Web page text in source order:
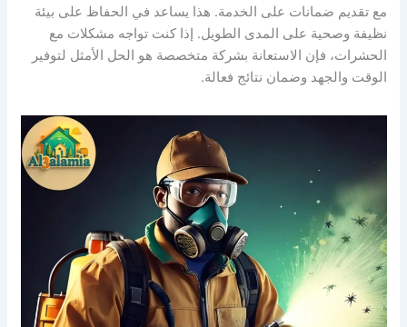
مع تقديم ضمانات على الخدمة. هذا يساعد في الحفاظ على بيئة
نظيفة وصحية على المدى الطويل. إذا كنت تواجه مشكلات مع
الحشرات، فإن الاستعانة بشركة متخصصة هو الحل الأمثل لتوفير
الوقت والجهد وضمان نتائج فعالة.